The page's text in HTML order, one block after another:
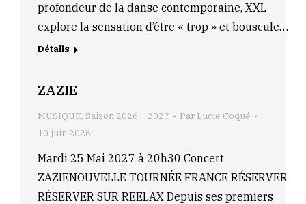
profondeur de la danse contemporaine, XXL
explore la sensation d’être « trop » et bouscule…
Détails
ZAZIE
MUSIQUE, Saison 2026 – 2027 Par Lucie Coqué
10 juin 2026
Mardi 25 Mai 2027 à 20h30 Concert
ZAZIENOUVELLE TOURNÉE FRANCE RÉSERVER
RÉSERVER SUR REELAX Depuis ses premiers